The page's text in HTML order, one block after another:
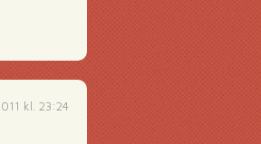
kl. 23:24